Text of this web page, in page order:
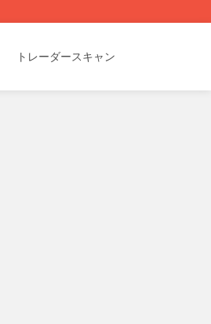
トレーダースキャン